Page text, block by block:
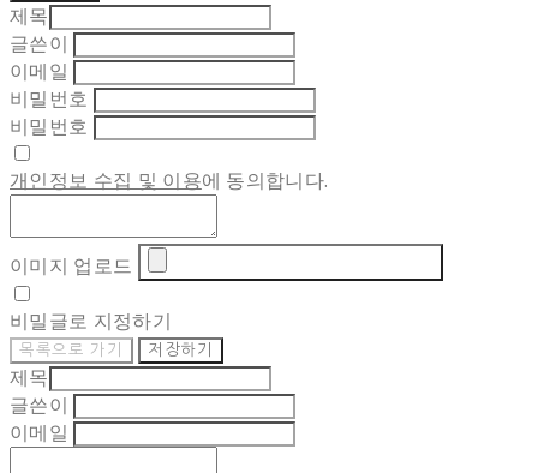
제목
글쓴이
이메일
비밀번호
비밀번호
개인정보 수집 및 이용에 동의합니다.
이미지 업로드
비밀글로 지정하기
목록으로 가기 저장하기
제목
글쓴이
이메일